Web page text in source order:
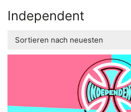
Independent
Sortieren nach neuesten